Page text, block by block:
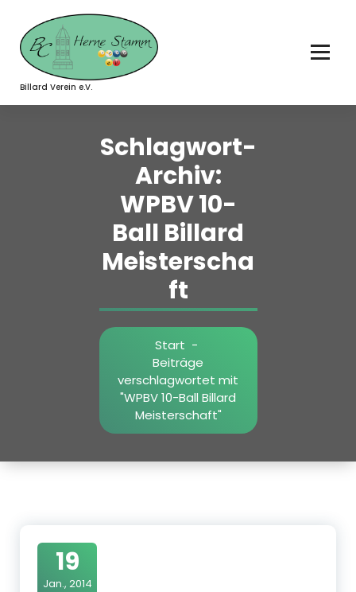
Inhalt
springen
Billard Verein e.V.
Schlagwort-
Archiv:
WPBV 10-
Ball Billard
Meisterscha
ft
Start -
Beiträge
verschlagwortet mit
"WPBV 10-Ball Billard
Meisterschaft"
19
Jan., 2014